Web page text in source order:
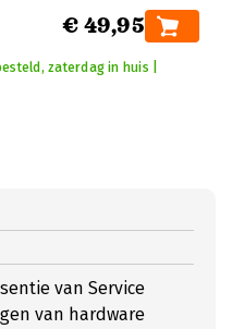
€ 49,95
zaterdag in huis |
van Service
van hardware